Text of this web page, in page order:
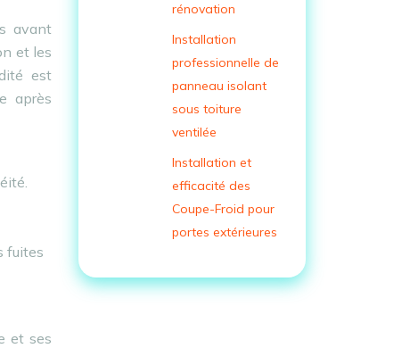
avant
et les
est
après
fuites
et ses
rénovation
Installation
professionnelle de
panneau isolant
sous toiture
ventilée
Installation et
efficacité des
Coupe-Froid pour
portes extérieures